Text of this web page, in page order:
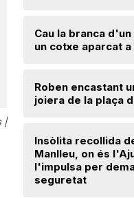
|
Cau la branca
un cotxe aparcat a
Roben encastant
joiera de la plaça
Insòlita recollida
Manlleu, on és
l'impulsa per
seguretat